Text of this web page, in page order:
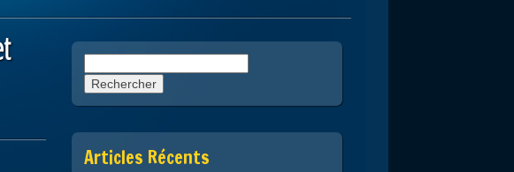
Articles Récents